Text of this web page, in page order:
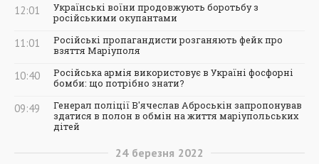
12:01
Українські воїни продовжують боротьбу з
російськими окупантами
11:01
Російські пропагандисти розганяють фейк про
взяття Маріуполя
10:40
Російська армія використовує в Україні фосфорні
бомби: що потрібно знати?
09:49
Генерал поліції В'ячеслав Аброськін запропонував
здатися в полон в обмін на життя маріупольських
дітей
24 березня 2022